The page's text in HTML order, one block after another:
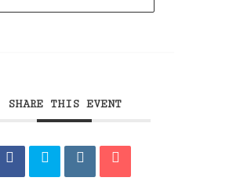
SHARE THIS EVENT